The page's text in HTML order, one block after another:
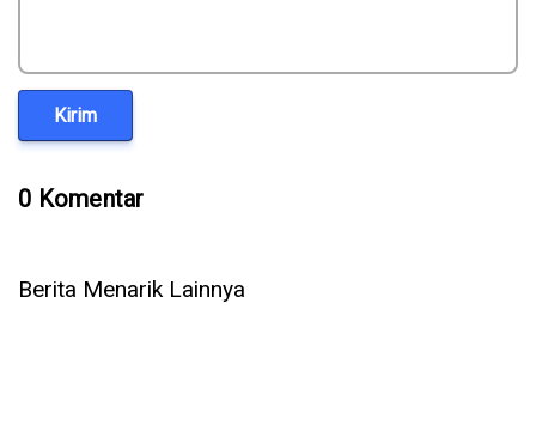
Kirim
0 Komentar
Berita Menarik Lainnya